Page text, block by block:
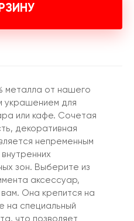
металла от нашего
украшением для
или кафе. Сочетая
декоративная
непременным
зон. Выберите из
аксессуар,
Она крепится на
на специальный
что позволяет